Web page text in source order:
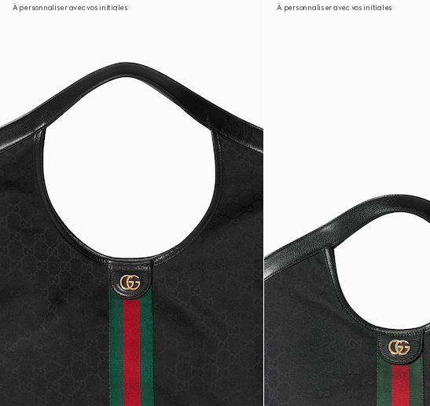
À personnaliser avec vos initiales À personnaliser avec vos initiales